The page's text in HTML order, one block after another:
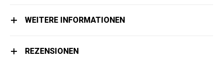
WEITERE INFORMATIONEN
REZENSIONEN